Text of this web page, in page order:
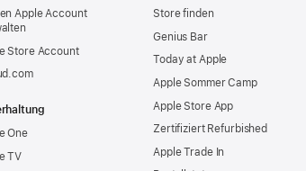
Apple Account
Store Account
One
TV
Store finden
Genius Bar
Today at Apple
Apple Sommer Camp
Apple Store App
Zertifiziert Refurbished
Apple Trade In